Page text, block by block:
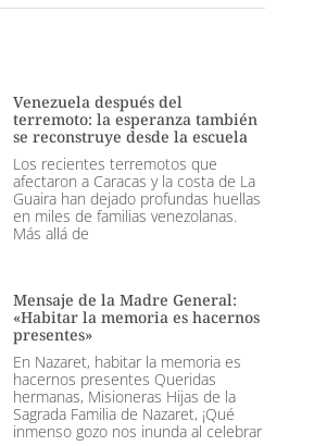
Venezuela después del
terremoto: la esperanza también
se reconstruye desde la escuela
Los recientes terremotos que
afectaron a Caracas y la costa de La
Guaira han dejado profundas huellas
en miles de familias venezolanas.
Más allá de
Mensaje de la Madre General:
«Habitar la memoria es hacernos
presentes»
En Nazaret, habitar la memoria es
hacernos presentes Queridas
hermanas, Misioneras Hijas de la
Sagrada Familia de Nazaret, ¡Qué
inmenso gozo nos inunda al celebrar